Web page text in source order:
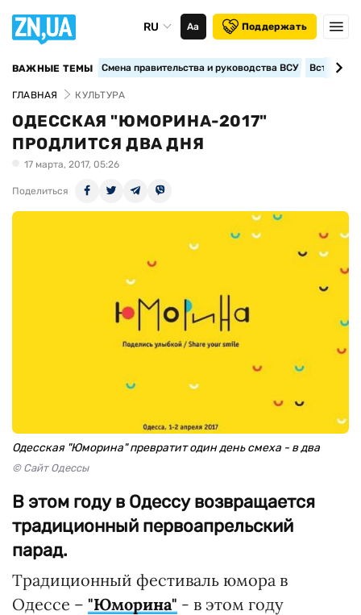
RU Аа Поддержать
ВАЖНЫЕ ТЕМЫ Смена правительства и руководства ВСУ
ГЛАВНАЯ КУЛЬТУРА
ОДЕССКАЯ "ЮМОРИНА-2017"
ПРОДЛИТСЯ ДВА ДНЯ
17 марта, 2017, 05:26
Поделиться
Одесская "Юморина" превратит один день смеха - в два
© Сайт Одессы
В этом году в Одессу возвращается
традиционный первоапрельский
парад.
Традиционный фестиваль юмора в
Одессе – "Юморина" - в этом году